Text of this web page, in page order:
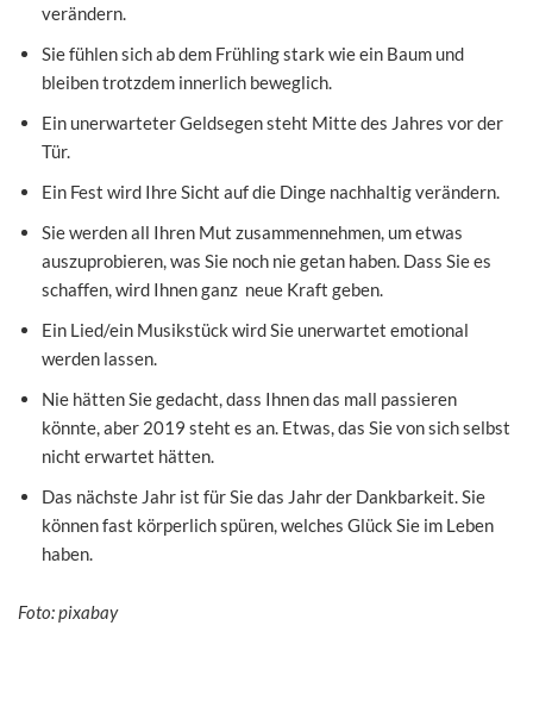
verändern.
Sie fühlen sich ab dem Frühling stark wie ein Baum und
bleiben trotzdem innerlich beweglich.
Ein unerwarteter Geldsegen steht Mitte des Jahres vor der
Tür.
Ein Fest wird Ihre Sicht auf die Dinge nachhaltig verändern.
Sie werden all Ihren Mut zusammennehmen, um etwas
auszuprobieren, was Sie noch nie getan haben. Dass Sie es
schaffen, wird Ihnen ganz neue Kraft geben.
Ein Lied/ein Musikstück wird Sie unerwartet emotional
werden lassen.
Nie hätten Sie gedacht, dass Ihnen das mall passieren
könnte, aber 2019 steht es an. Etwas, das Sie von sich selbst
nicht erwartet hätten.
Das nächste Jahr ist für Sie das Jahr der Dankbarkeit. Sie
können fast körperlich spüren, welches Glück Sie im Leben
haben.
Foto: pixabay